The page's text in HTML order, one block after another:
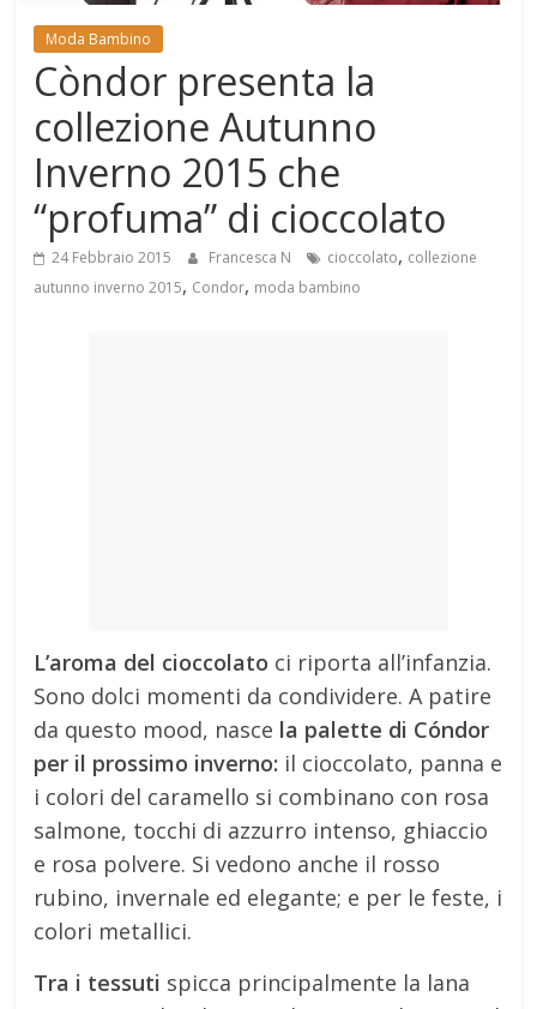
Moda Bambino
Còndor presenta la
collezione Autunno
Inverno 2015 che
“profuma” di cioccolato
24 Febbraio 2015 Francesca N cioccolato, collezione
autunno inverno 2015, Condor, moda bambino
L’aroma del cioccolato ci riporta all’infanzia.
Sono dolci momenti da condividere. A patire
da questo mood, nasce la palette di Cóndor
per il prossimo inverno: il cioccolato, panna e
i colori del caramello si combinano con rosa
salmone, tocchi di azzurro intenso, ghiaccio
e rosa polvere. Si vedono anche il rosso
rubino, invernale ed elegante; e per le feste, i
colori metallici.
Tra i tessuti spicca principalmente la lana